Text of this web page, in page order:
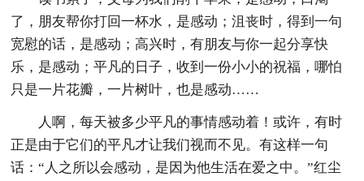
了，朋友帮你打回一杯水，是感动；沮丧时，得到一句
宽慰的话，是感动；高兴时，有朋友与你一起分享快
乐，是感动；平凡的日子，收到一份小小的祝福，哪怕
只是一片花瓣，一片树叶，也是感动……
人啊，每天被多少平凡的事情感动着！或许，有时
正是由于它们的平凡才让我们视而不见。有这样一句
话：“人之所以会感动，是因为他生活在爱之中。”红尘